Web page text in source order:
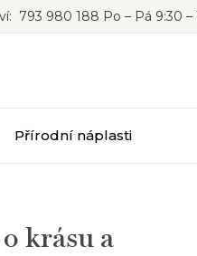
793 980 188 Po – Pá 9:30 –
Přírodní náplasti
krásu a